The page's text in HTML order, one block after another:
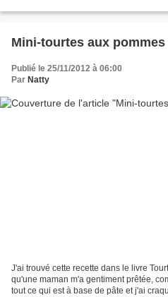
Mini-tourtes aux
Publié le 25/11/2012 à 06:00
Par Natty
J'ai trouvé cette recette dans le livre
qu'une maman m'a gentiment prêtée,
tout ce qui est à base de pâte et j'ai